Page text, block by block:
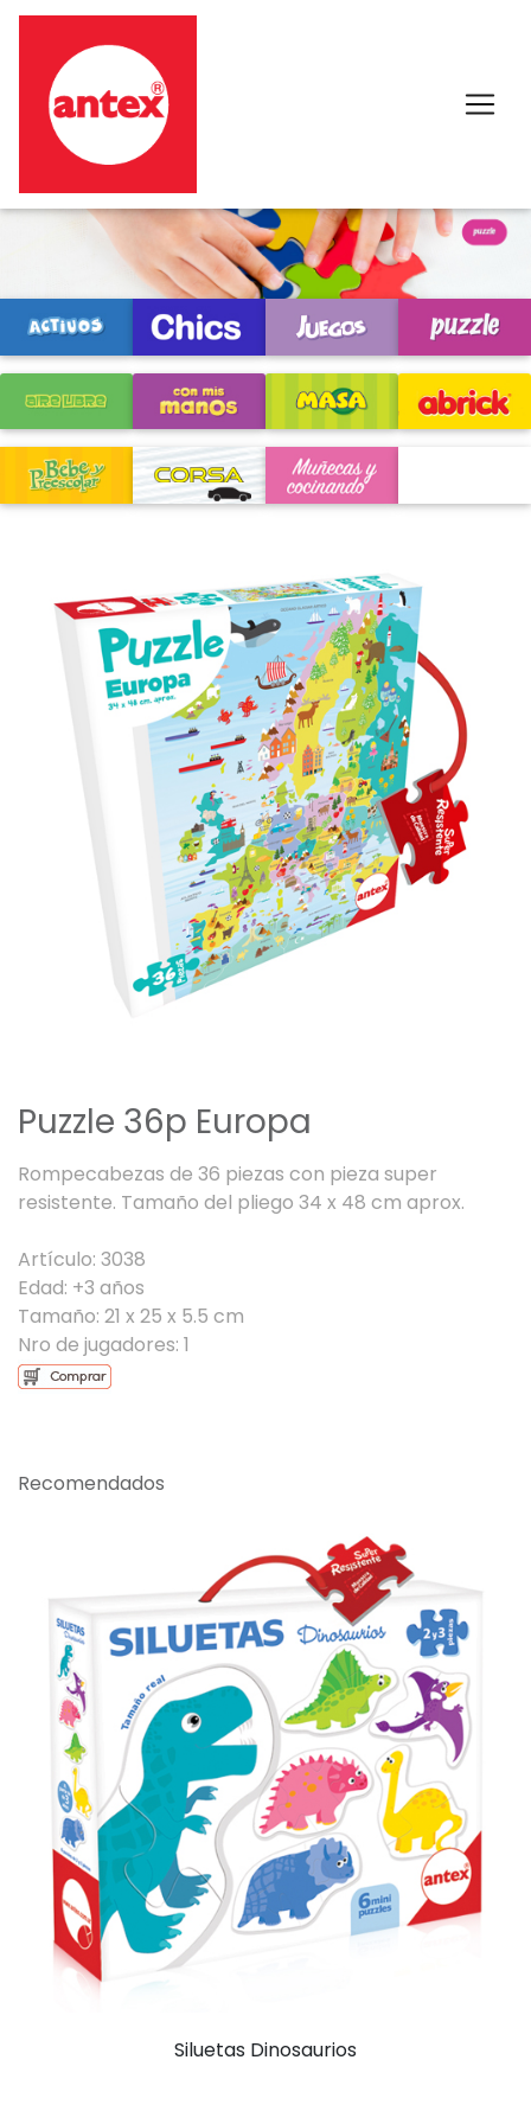
Puzzle 36p Europa
Rompecabezas de 36 piezas con pieza super
resistente. Tamaño del pliego 34 x 48 cm aprox.
Artículo: 3038
Edad: +3 años
Tamaño: 21 x 25 x 5.5 cm
Nro de jugadores: 1
Recomendados
Siluetas Dinosaurios